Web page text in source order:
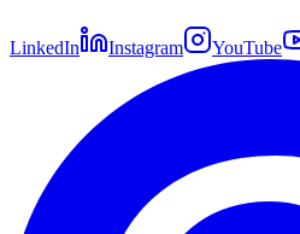
LinkedIn Instagram YouTube